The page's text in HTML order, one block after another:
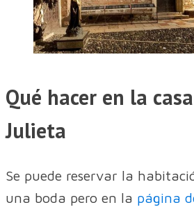
Qué hacer en la
Julieta
Se puede reservar la
una boda pero en la página